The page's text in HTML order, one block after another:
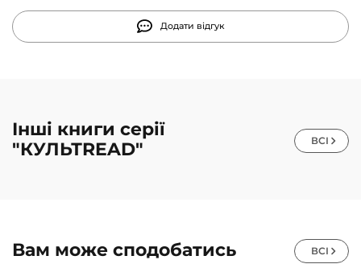
Додати відгук
Інші книги серії
"КУЛЬТREAD"
ВСІ
Вам може сподобатись ВСІ